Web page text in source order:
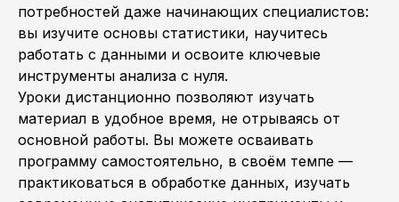
потребностей даже начинающих специалистов:
вы изучите основы статистики, научитесь
работать с данными и освоите ключевые
инструменты анализа с нуля.
Уроки дистанционно позволяют изучать
материал в удобное время, не отрываясь от
основной работы. Вы можете осваивать
программу самостоятельно, в своём темпе —
практиковаться в обработке данных, изучать